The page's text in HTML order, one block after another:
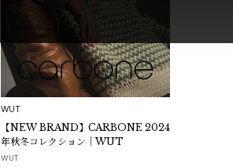
WUT
【NEW BRAND】CARBONE 2024
年秋冬コレクション｜WUT
WUT